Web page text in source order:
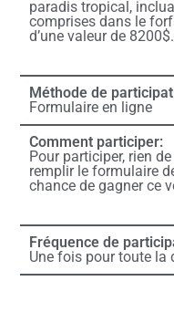
paradis tropical,
comprises dans le
d’une valeur de 8200$.
Méthode de
Formulaire en ligne
Comment participer:
Pour participer, rien
remplir le formulaire
chance de gagner ce
Fréquence de
Une fois pour toute la